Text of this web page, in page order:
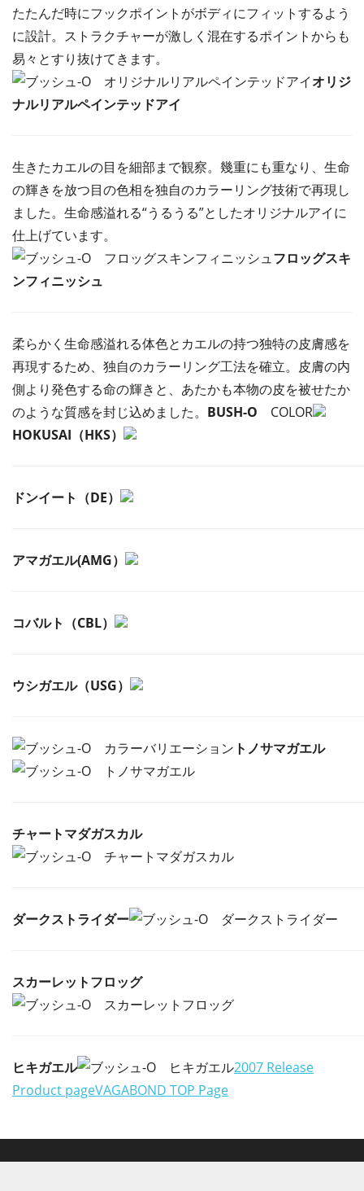
たたんだ時にフックポイントがボディにフィットするよう
に設計。ストラクチャーが激しく混在するポイントからも
易々とすり抜けてきます。
オリジ
ナルリアルペインテッドアイ
生きたカエルの目を細部まで観察。幾重にも重なり、生命
の輝きを放つ目の色相を独自のカラーリング技術で再現し
ました。生命感溢れる“うるうる”としたオリジナルアイに
仕上げています。
フロッグスキ
ンフィニッシュ
柔らかく生命感溢れる体色とカエルの持つ独特の皮膚感を
再現するため、独自のカラーリング工法を確立。皮膚の内
側より発色する命の輝きと、あたかも本物の皮を被せたか
のような質感を封じ込めました。 BUSH-O COLOR
HOKUSAI（HKS）
ドンイート（DE）
アマガエル(AMG）
コバルト（CBL）
ウシガエル（USG）
トノサマガエル
チャートマダガスカル
ダークストライダー
スカーレットフロッグ
ヒキガエル
2007 Release
Product pageVAGABOND TOP Page